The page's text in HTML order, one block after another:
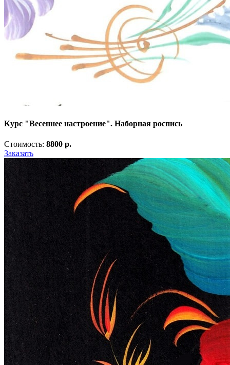
Курс "Весеннее настроение". Наборная роспись
Стоимость: 8800 р.
Заказать